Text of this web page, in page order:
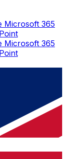
Microsoft 365
Microsoft 365